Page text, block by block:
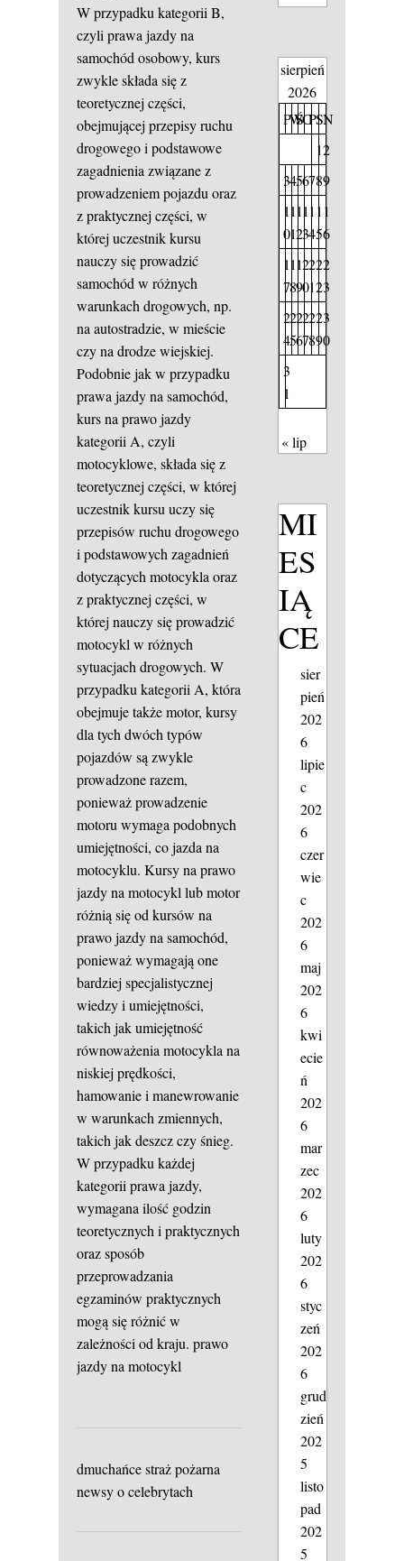
W przypadku kategorii B,
czyli prawa jazdy na
samochód osobowy, kurs
zwykle składa się z
teoretycznej części,
obejmującej przepisy ruchu
drogowego i podstawowe
zagadnienia związane z
prowadzeniem pojazdu oraz
z praktycznej części, w
której uczestnik kursu
nauczy się prowadzić
samochód w różnych
warunkach drogowych, np.
na autostradzie, w mieście
czy na drodze wiejskiej.
Podobnie jak w przypadku
prawa jazdy na samochód,
kurs na prawo jazdy
kategorii A, czyli
motocyklowe, składa się z
teoretycznej części, w której
uczestnik kursu uczy się
przepisów ruchu drogowego
i podstawowych zagadnień
dotyczących motocykla oraz
z praktycznej części, w
której nauczy się prowadzić
motocykl w różnych
sytuacjach drogowych. W
przypadku kategorii A, która
obejmuje także motor, kursy
dla tych dwóch typów
pojazdów są zwykle
prowadzone razem,
ponieważ prowadzenie
motoru wymaga podobnych
umiejętności, co jazda na
motocyklu. Kursy na prawo
jazdy na motocykl lub motor
różnią się od kursów na
prawo jazdy na samochód,
ponieważ wymagają one
bardziej specjalistycznej
wiedzy i umiejętności,
takich jak umiejętność
równoważenia motocykla na
niskiej prędkości,
hamowanie i manewrowanie
w warunkach zmiennych,
takich jak deszcz czy śnieg.
W przypadku każdej
kategorii prawa jazdy,
wymagana ilość godzin
teoretycznych i praktycznych
oraz sposób
przeprowadzania
egzaminów praktycznych
mogą się różnić w
zależności od kraju. prawo
jazdy na motocykl
dmuchańce straż pożarna
newsy o celebrytach
sierpień
2026
PW
ŚCPSN
12
3456789
1
0
1
1
1
2
1
3
1
4
1
5
1
6
1
7
1
8
1
9
2
0
2
1
2
2
2
3
2
4
2
5
2
6
2
7
2
8
2
9
3
0
3
1
« lip
MI
ES
IĄ
CE
sier
pień
202
6
lipie
c
202
6
czer
wie
c
202
6
maj
202
6
kwi
ecie
ń
202
6
mar
zec
202
6
luty
202
6
styc
zeń
202
6
grud
zień
202
5
listo
pad
202
5